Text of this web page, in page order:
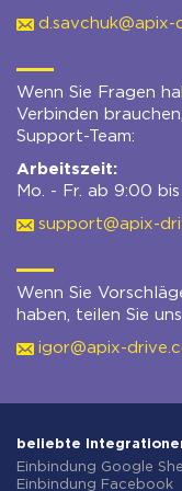
d.savchuk@apix-
Wenn Sie Fragen
Verbinden
Support-Team:
Arbeitszeit:
Mo. - Fr. ab 9:00
support@apix-
Wenn Sie
haben, teilen Sie
igor@apix-
beliebte
Einbindung Google
Einbindung Facebook